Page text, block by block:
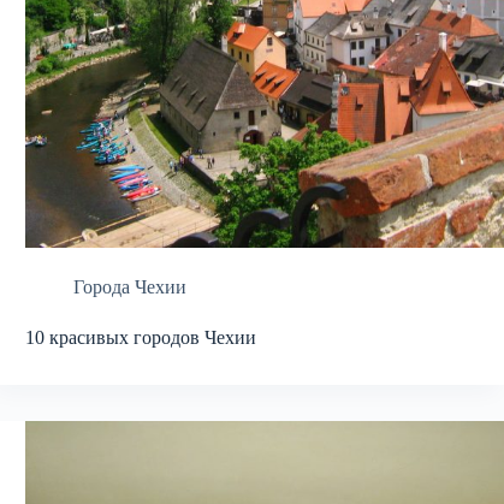
Города Чехии
10 красивых городов Чехии